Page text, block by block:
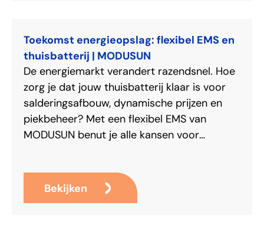
Toekomst energieopslag: flexibel EMS en
thuisbatterij | MODUSUN
De energiemarkt verandert razendsnel. Hoe
zorg je dat jouw thuisbatterij klaar is voor
salderingsafbouw, dynamische prijzen en
piekbeheer? Met een flexibel EMS van
MODUSUN benut je alle kansen voor
Bekijken